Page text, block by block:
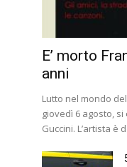
E’ morto
anni
Lutto nel mondo
giovedì 6 agosto, si
Guccini. L’artista è